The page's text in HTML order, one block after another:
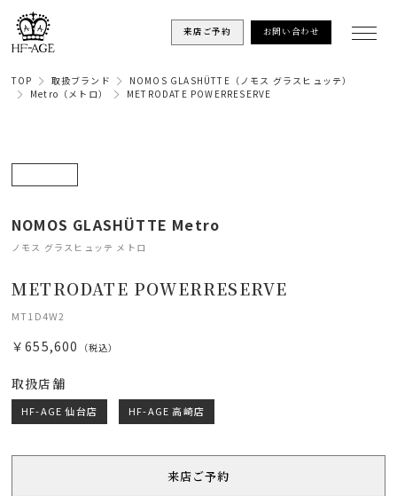
来店ご予約 お問い合わせ
TOP 取扱ブランド
NOMOS GLASHÜTTE（ノモス グラスヒュッテ）
Metro（メトロ）
METRODATE POWERRESERVE
NOMOS GLASHÜTTE Metro
ノモス グラスヒュッテ メトロ
METRODATE POWERRESERVE
MT1D4W2
￥655,600 （税込）
取扱店舗
HF-AGE 仙台店 HF-AGE 高崎店
来店ご予約